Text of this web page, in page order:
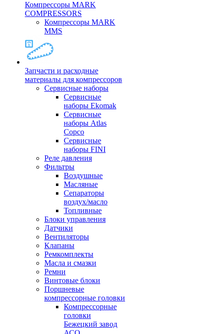
Компрессоры MARK
COMPRESSORS
Компрессоры MARK
MMS
Запчасти и расходные
материалы для компрессоров
Cервисные наборы
Сервисные
наборы Ekomak
Cервисные
наборы Atlas
Copco
Сервисные
наборы FINI
Реле давления
Фильтры
Воздушные
Масляные
Сепараторы
воздух/масло
Топливные
Блоки управления
Датчики
Вентиляторы
Клапаны
Ремкомплекты
Масла и смазки
Ремни
Винтовые блоки
Поршневые
компрессорные головки
Компрессорные
головки
Бежецкий завод